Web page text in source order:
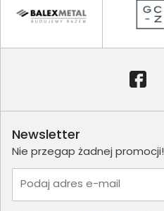
Newsletter
Nie przegap żadnej promocji!
Podaj adres e-mail